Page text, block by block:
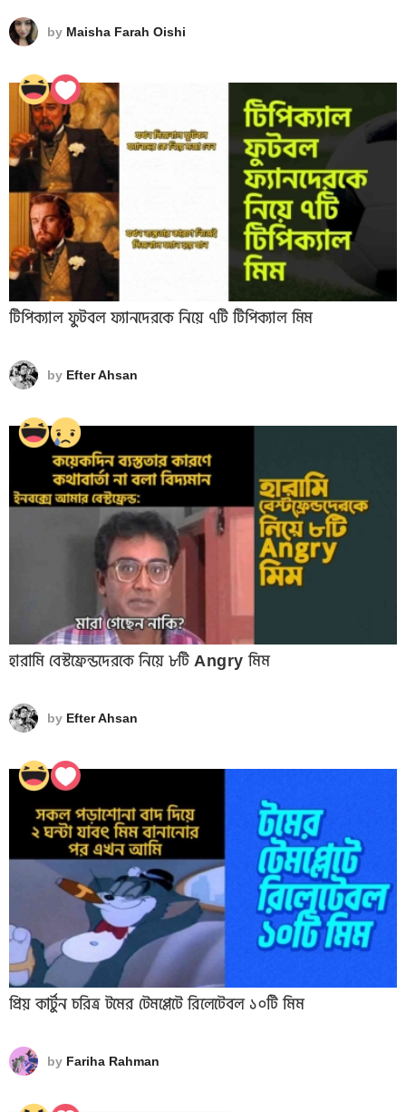
by Maisha Farah Oishi
টিপিক্যাল ফুটবল ফ্যানদেরকে নিয়ে ৭টি টিপিক্যাল মিম
by Efter Ahsan
হারামি বেস্টফ্রেন্ডদেরকে নিয়ে ৮টি Angry মিম
by Efter Ahsan
প্রিয় কার্টুন চরিত্র টমের টেমপ্লেটে রিলেটেবল ১০টি মিম
by Fariha Rahman